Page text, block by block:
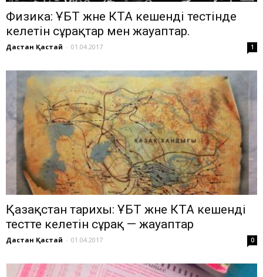
Физика: ҰБТ және КТА кешенді тестінде
келетін сұрақтар мен жауаптар.
Дастан Қастай - 01.04.2017 1
Қазақстан тарихы: ҰБТ және КТА кешенді
тестте келетін сұрақ — жауаптар
Дастан Қастай - 01.04.2017 0